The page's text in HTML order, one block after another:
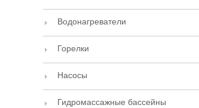
Водонагреватели
Горелки
Насосы
Гидромассажные бассейны